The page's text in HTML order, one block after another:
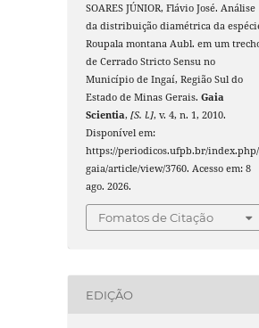
SOARES JÚNIOR, Flávio José. Análise
da distribuição diamétrica da
Roupala montana Aubl. em um
de Cerrado Stricto Sensu no
Município de Ingaí, Região Sul do
Estado de Minas Gerais.Gaia
Scientia,[S. l.], v. 4, n. 1, 2010.
Disponível em:
https://periodicos.ufpb.br/index.php/
gaia/article/view/3760. Acesso em: 8
ago. 2026.
Fomatos de Citação
EDIÇÃO